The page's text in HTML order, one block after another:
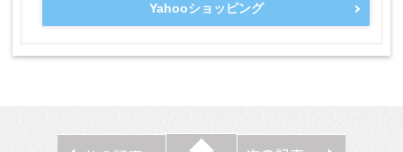
Yahooショッピング